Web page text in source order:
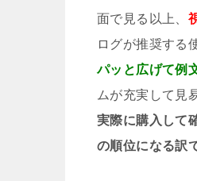
面で見る以上、
ログが推奨する
パッと広げて例
ムが充実して見
実際に購入して
の順位になる訳